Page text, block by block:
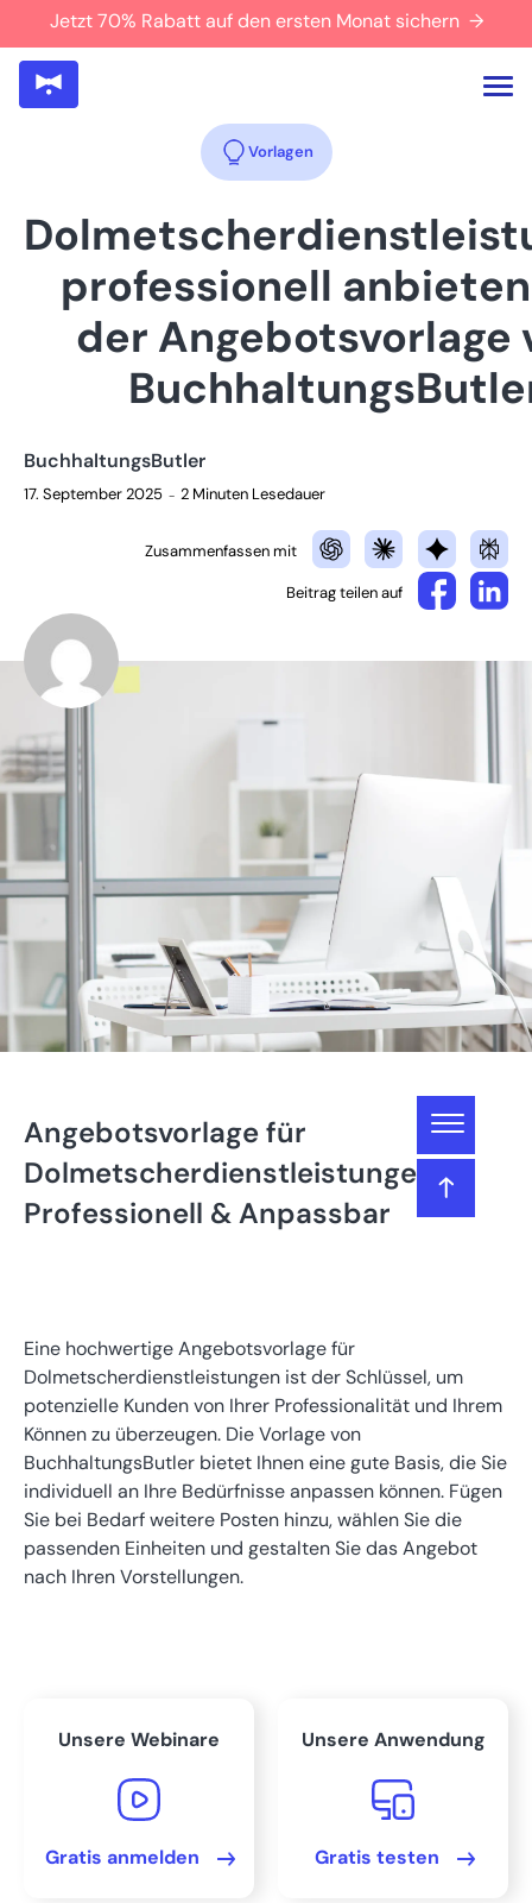
Jetzt 70% Rabatt auf den ersten Monat sichern →
Vorlagen
professionell
der Angebotsvorlage
BuchhaltungsButler
17. September 2025 – 2 Minuten Lesedauer
Zusammenfassen mit
Beitrag teilen auf
Gliederung
Angebotsvorlage für Dolmetscherdienstleistungen
– Professionell & Anpassbar
Starten Sie durch mit der Angebotsvorlage von
BuchhaltungsButler
Bereit, Ihre Buchhaltung
zu beschleunigen?
Angebotsvorlage für
Dolmetscherdienstleistungen –
Professionell & Anpassbar
Eine hochwertige Angebotsvorlage für
Dolmetscherdienstleistungen ist der Schlüssel, um
potenzielle Kunden von Ihrer Professionalität und Ihrem
Können zu überzeugen. Die Vorlage von
BuchhaltungsButler bietet Ihnen eine gute Basis, die Sie
individuell an Ihre Bedürfnisse anpassen können. Fügen
Sie bei Bedarf weitere Posten hinzu, wählen Sie die
passenden Einheiten und gestalten Sie das Angebot
nach Ihren Vorstellungen.
Unsere Webinare
Gratis anmelden
Unsere Anwendung
Gratis testen